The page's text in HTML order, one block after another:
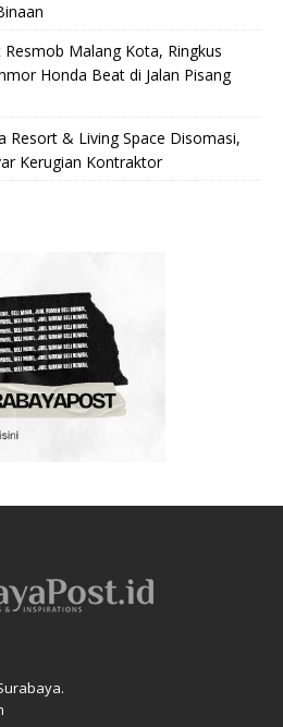
Resmob Malang Kota, Ringkus
Honda Beat di Jalan Pisang
Resort & Living Space Disomasi,
Kerugian Kontraktor